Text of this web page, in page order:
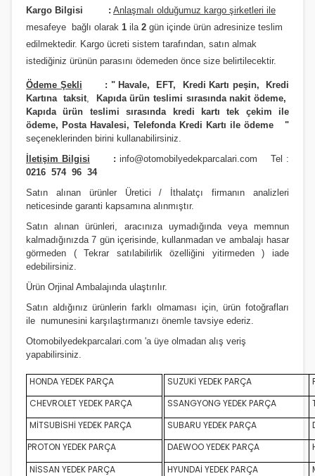
Kargo Bilgisi : Anlaşmalı olduğumuz kargo şirketleri ile
mesafeye bağlı olarak 1 ila 2 gün içinde ürün adresinize teslim
edilmektedir. Kargo ücreti sistem tarafından, satın almak
istediğiniz ürünün parasını ödemeden önce size belirtilecektir.
Ödeme Şekli : " Havale, EFT, Kredi Kartı peşin,
Kredi
Kartına taksit,
Kapıda ürün teslimi sırasında nakit ödeme,
Kapıda ürün teslimi sırasında kredi kartı tek çekim ile
ödeme, Posta Havalesi, Telefonda Kredi Kartı ile ödeme
"
seçeneklerinden birini kullanabilirsiniz.
İletişim Bilgisi : info@otomobilyedekparcalari.com Tel :
0216 574 96 34
Satın alınan ürünler Üretici / İthalatçı firmanın analizleri
neticesinde garanti kapsamına alınmıştır.
Satın alınan ürünleri, aracınıza uymadığında veya memnun
kalmadığınızda 7 gün içerisinde, kullanmadan ve ambalajı hasar
görmeden ( Tekrar satılabilirlik özelliğini yitirmeden ) iade
edebilirsiniz.
Ürün Orjinal Ambalajında ulaştırılır.
Satın aldığınız ürünlerin farklı olmaması için, ürün fotoğrafları
ile numunesini karşılaştırmanızı önemle tavsiye ederiz.
Otomobilyedekparcalari.com 'a üye olmadan alış veriş
yapabilirsiniz.
HONDA YEDEK PARÇA SUZUKİ YEDEK PARÇA
CHEVROLET YEDEK PARÇA
SSANGYONG YEDEK PARÇA
MİTSUBİSHİ YEDEK PARÇA
SUBARU YEDEK PARÇA
PROTON YEDEK PARÇA
DAEWOO YEDEK PARÇA
NİSSAN YEDEK PARÇA
HYUNDAİ YEDEK PARÇA